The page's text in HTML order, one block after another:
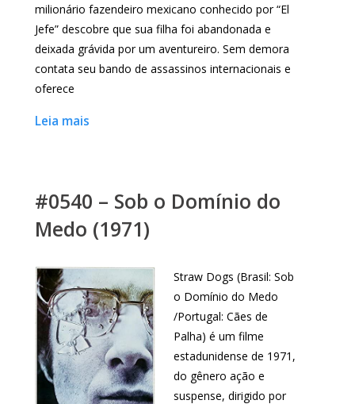
milionário fazendeiro mexicano conhecido por “El
Jefe” descobre que sua filha foi abandonada e
deixada grávida por um aventureiro. Sem demora
contata seu bando de assassinos internacionais e
oferece
Leia mais
#0540 – Sob o Domínio do
Medo (1971)
Straw Dogs (Brasil: Sob
o Domínio do Medo
/Portugal: Cães de
Palha) é um filme
estadunidense de 1971,
do gênero ação e
suspense, dirigido por